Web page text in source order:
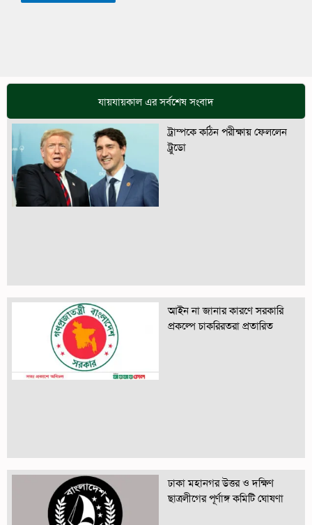
যায়যায়কাল এর সর্বশেষ সংবাদ
ট্রাম্পকে কঠিন পরীক্ষায় ফেললেন
ট্রুডো
আইন না জানার কারণে সরকারি
প্রকল্পে চাকরিরতরা প্রতারিত
ঢাকা মহানগর উত্তর ও দক্ষিণ
ছাত্রলীগের পূর্ণাঙ্গ কমিটি ঘোষণা